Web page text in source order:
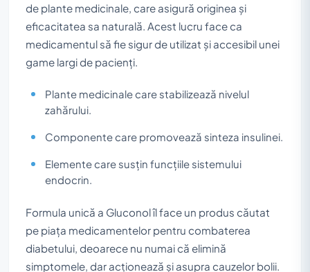
de plante medicinale, care asigură originea și
eficacitatea sa naturală. Acest lucru face ca
medicamentul să fie sigur de utilizat și accesibil unei
game largi de pacienți.
Plante medicinale care stabilizează nivelul
zahărului.
Componente care promovează sinteza insulinei.
Elemente care susțin funcțiile sistemului
endocrin.
Formula unică a Gluconol îl face un produs căutat
pe piața medicamentelor pentru combaterea
diabetului, deoarece nu numai că elimină
simptomele, dar acționează și asupra cauzelor bolii.